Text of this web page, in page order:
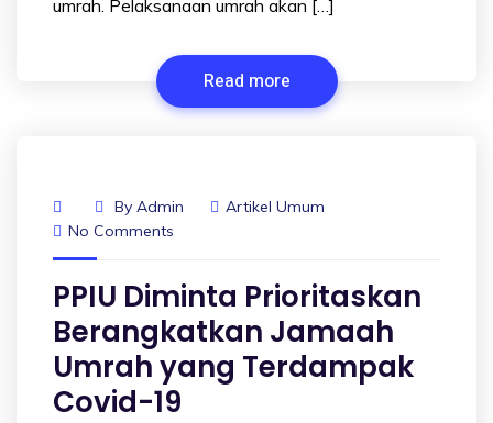
umrah. Pelaksanaan umrah akan […]
Read more
By Admin
Artikel Umum
No Comments
PPIU Diminta Prioritaskan
Berangkatkan Jamaah
Umrah yang Terdampak
Covid-19